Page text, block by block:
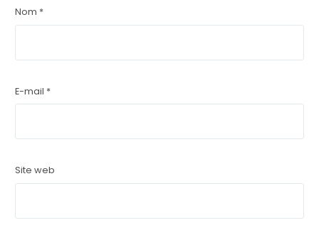
Nom *
E-mail *
Site web